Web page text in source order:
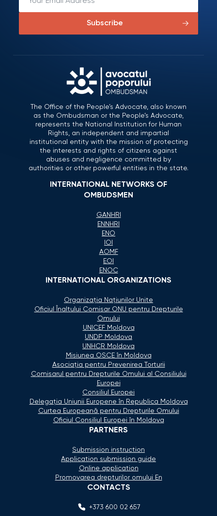
Subscribe
The Office of the People’s Advocate, also known
as the Ombudsman or the People’s Advocate,
represents the National Institution for Human
Rights, an independent and impartial
institutional entity with the mission of protecting
the interests and rights of citizens against
abuses and negligence committed by
authorities or other powerful entities in the state.
INTERNATIONAL NETWORKS OF
OMBUDSMEN
GANHRI
ENNHRI
ENO
IOI
AOMF
EOI
ENOC
INTERNATIONAL ORGANIZATIONS
Organizaţia Naţiunilor Unite
Oficiul Înaltului Comisar ONU pentru Drepturile
Omului
UNICEF Moldova
UNDP Moldova
UNHCR Moldova
Misiunea OSCE în Moldova
Asociaţia pentru Prevenirea Torturii
Comisarul pentru Drepturile Omului al Consiliului
Europei
Consiliul Europei
Delegaţia Uniunii Europene în Republica Moldova
Curtea Europeană pentru Drepturile Omului
Oficiul Consiliul Europei în Moldova
PARTNERS
Submission instruction
Application submission guide
Online application
Promovarea drepturilor omului En
CONTACTS
+373 600 02 657